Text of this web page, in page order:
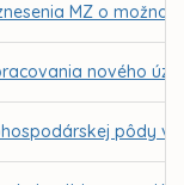
MZ o
nového
pôdy v